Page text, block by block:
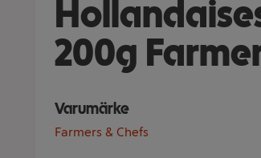
200g
Varumärke
Farmers & Chefs